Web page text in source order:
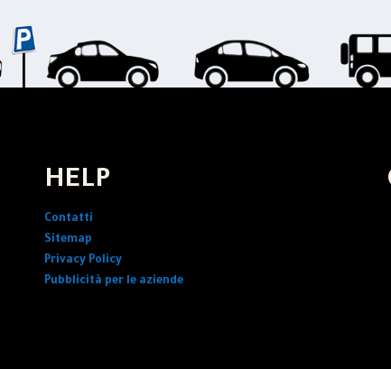
HELP
Contatti
Sitemap
Privacy Policy
Pubblicità per le aziende